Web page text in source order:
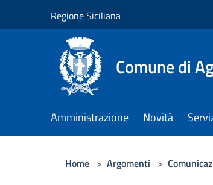
Regione Siciliana
Comune di
Amministrazione Novità
Home > Argomenti >